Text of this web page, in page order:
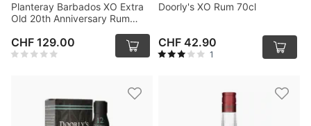
Planteray Barbados XO Extra
Old 20th Anniversary Rum
CHF 129.00
Doorly's XO Rum 70cl
CHF 42.90
1